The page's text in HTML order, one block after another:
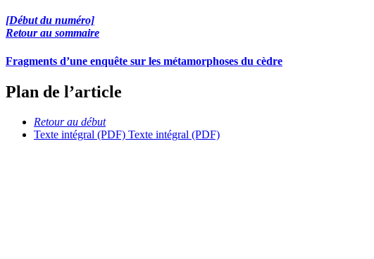
[Début du numéro]
Retour au sommaire
Fragments d’une enquête sur les métamorphoses du cèdre
Plan de l’article
Retour au début
Texte intégral (PDF) Texte intégral (PDF)